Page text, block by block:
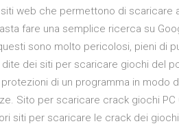
web che permettono di scaricare
fare una semplice ricerca su
sono molto pericolosi, pieni di
dite dei siti per scaricare giochi del
di un programma in modo
Sito per scaricare crack giochi
siti per scaricare le crack dei